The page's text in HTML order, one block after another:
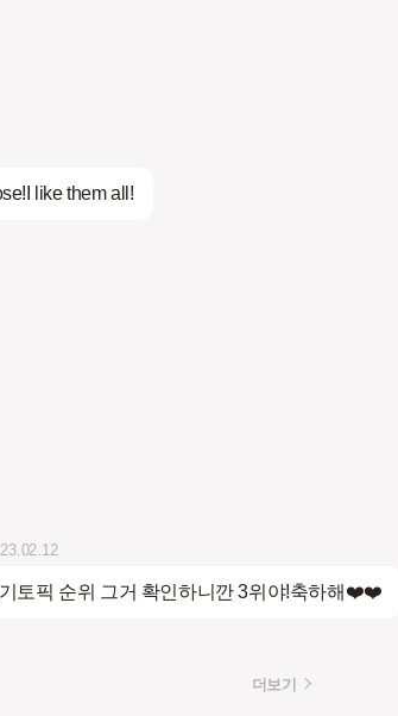
like them all!
23.02.12
토픽 순위 그거 확인하니깐 3위야!축하해❤️❤️
더보기